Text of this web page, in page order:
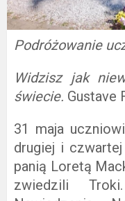
Podróżowanie
Widzisz jak
świecie. Gustave
31 maja
drugiej i
panią Loretą
zwiedzili